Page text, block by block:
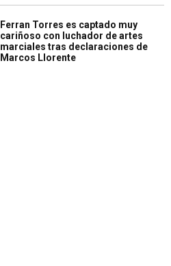
Ferran Torres es captado muy
cariñoso con luchador de artes
marciales tras declaraciones de
Marcos Llorente